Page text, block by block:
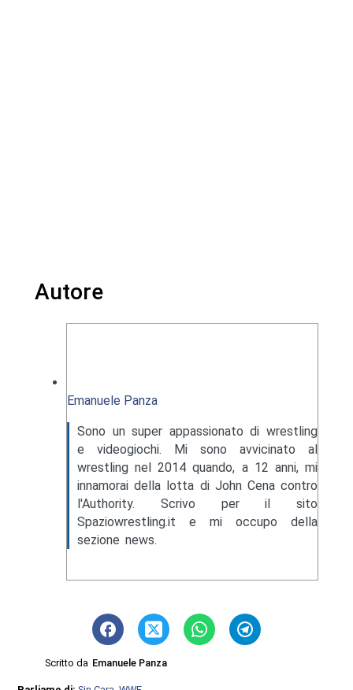
Autore
Emanuele Panza
Sono un super appassionato di wrestling
e videogiochi. Mi sono avvicinato al
wrestling nel 2014 quando, a 12 anni, mi
innamorai della lotta di John Cena contro
l'Authority. Scrivo per il sito
Spaziowrestling.it e mi occupo della
sezione news.
Scritto da Emanuele Panza